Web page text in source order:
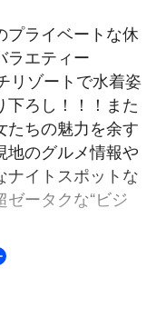
プライベートな休
ラエティー
リゾートで水着姿
下ろし！！！また
たちの魅力を余す
地のグルメ情報や
ナイトスポットな
ータクな“ビジ
人気を博した女